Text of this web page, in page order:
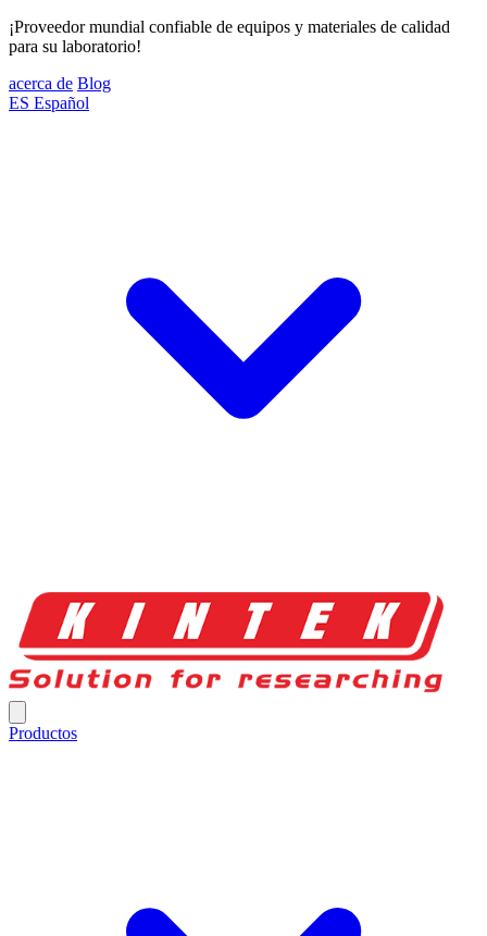
¡Proveedor mundial confiable de equipos y materiales de calidad
para su laboratorio!
acerca de Blog
ES Español
Productos